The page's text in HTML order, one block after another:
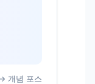
개념 포스